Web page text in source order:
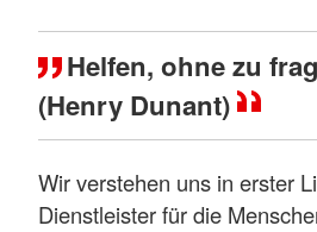
Helfen, ohne zu
(Henry Dunant)
Wir verstehen uns in erster
Dienstleister für die